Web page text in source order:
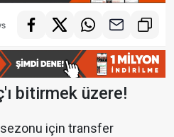
bitirmek üzere!
için transfer